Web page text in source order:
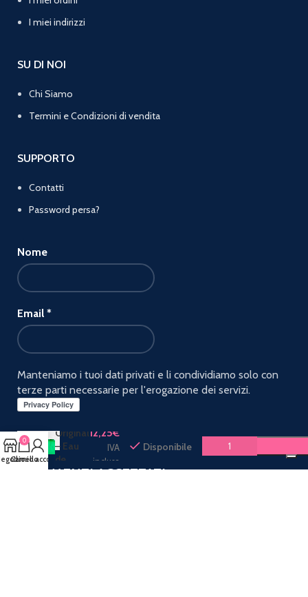
I miei indirizzi
SU DI NOI
Chi Siamo
Termini e Condizioni di vendita
SUPPORTO
Contatti
Password persa?
Nome
Email *
Manteniamo i tuoi dati privati e li condividiamo solo con
terze parti necessarie per l'erogazione dei servizi.
PAGAMENTI ACCETTATI:
Original
– Eau
de
Toilette
12,25€
IVA
inclusa
Disponibile
0
Carrello
Il mio account